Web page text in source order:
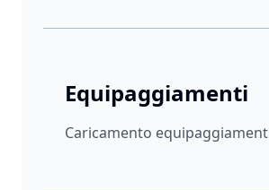
Equipaggiamenti
Caricamento